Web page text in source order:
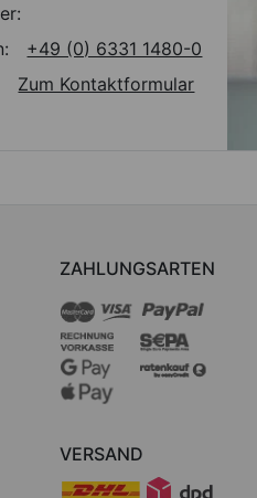
+49 (0) 6331 1480-0
Zum Kontaktformular
ZAHLUNGSARTEN
VERSAND